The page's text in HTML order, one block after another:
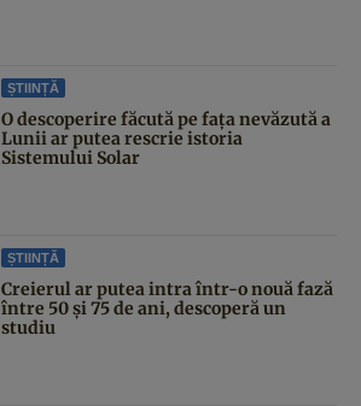
ȘTIINȚĂ
O descoperire făcută pe fața nevăzută a
Lunii ar putea rescrie istoria
Sistemului Solar
ȘTIINȚĂ
Creierul ar putea intra într-o nouă fază
între 50 și 75 de ani, descoperă un
studiu